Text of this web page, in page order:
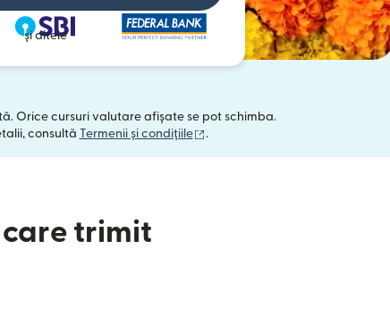
și altele
Orice cursuri valutare afișate se pot schimba.
consultă Termenii și condițiile (se deschide într-o fereastră
.
care trimit